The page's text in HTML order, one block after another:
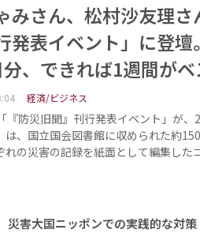
みさん、松村沙友理
発表イベント」に登
、できれば1週間がベ
経済/ビジネス
『防災旧聞』刊行発表イベント」が、
は、国立国会図書館に収められた約
れの災害の記録を紙面として編集し
害大国ニッポンでの実践的な対策